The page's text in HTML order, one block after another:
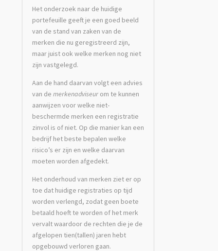
Het onderzoek naar de huidige
portefeuille geeft je een goed beeld
van de stand van zaken van de
merken die nu geregistreerd zijn,
maar juist ook welke merken nog niet
zijn vastgelegd.
Aan de hand daarvan volgt een advies
van de merkenadviseurom te kunnen
aanwijzen voor welke niet-
beschermde merken een registratie
zinvol is of niet. Op die manier kan een
bedrijf het beste bepalen welke
risico’s er zijn en welke daarvan
moeten worden afgedekt.
Het onderhoud van merken ziet er op
toe dat huidige registraties op tijd
worden verlengd, zodat geen boete
betaald hoeft te worden of het merk
vervalt waardoor de rechten die je de
afgelopen tien(tallen) jaren hebt
opgebouwd verloren gaan.